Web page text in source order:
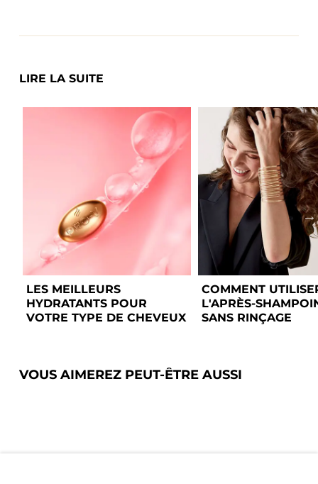
LIRE LA SUITE
LES MEILLEURS
HYDRATANTS POUR
COMMENT
L'APRÈS-
SANS RINÇAGE
VOUS AIMEREZ PEUT-ÊTRE AUSSI